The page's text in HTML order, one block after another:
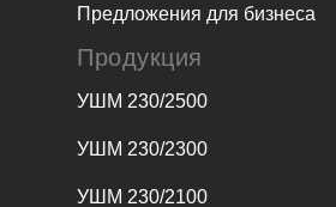
Предложения для бизнеса
УШМ 230/2100
УШМ 230/2300
УШМ 230/2500
Продукция